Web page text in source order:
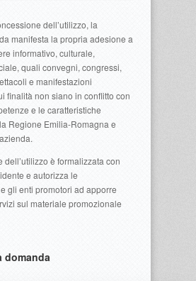
dell’utilizzo, la
manifesta la propria adesione a
informativo, culturale,
quali convegni, congressi,
e manifestazioni
finalità non siano in conflitto con
e le caratteristiche
Regione Emilia-Romagna e
dell’utilizzo è formalizzata con
e autorizza le
gli enti promotori ad apporre
sul materiale promozionale
domanda